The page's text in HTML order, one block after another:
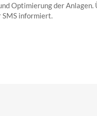
Optimierung der Anlagen.
informiert.